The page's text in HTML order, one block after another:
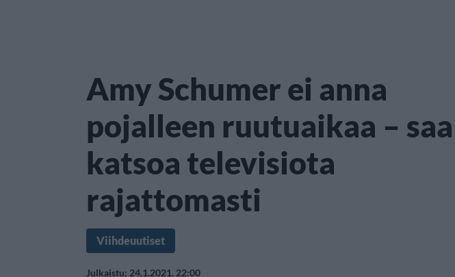
Amy Schumer ei anna
pojalleen ruutuaikaa – saa
katsoa televisiota
rajattomasti
Viihdeuutiset
Julkaistu: 24.1.2021, 22:00